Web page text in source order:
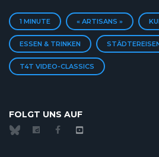
1 MINUTE « ARTISANS »
ESSEN & TRINKEN
T4T VIDEO-CLASSICS
FOLGT UNS AUF